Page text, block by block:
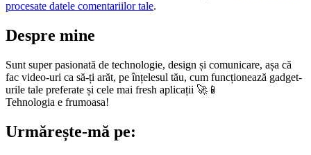
procesate datele comentariilor tale.
Despre mine
Sunt super pasionată de technologie, design și comunicare, așa că
fac video-uri ca să-ți arăt, pe înțelesul tău, cum funcționează gadget-
urile tale preferate și cele mai fresh aplicații 🚀📱
Tehnologia e frumoasa!
Urmărește-mă pe: